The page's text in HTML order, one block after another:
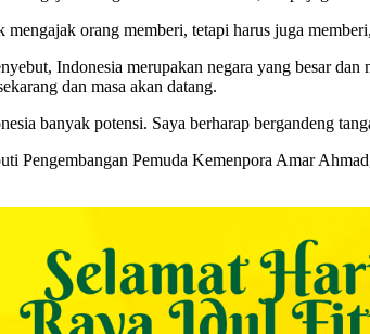
orang memberi, tetapi harus juga
Indonesia merupakan negara yang besar
dan masa akan datang.
banyak potensi. Saya berharap bergandeng
Pengembangan Pemuda Kemenpora Amar